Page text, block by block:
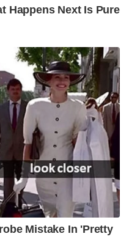
Happens Next Is Pure
Mistake In 'Pretty